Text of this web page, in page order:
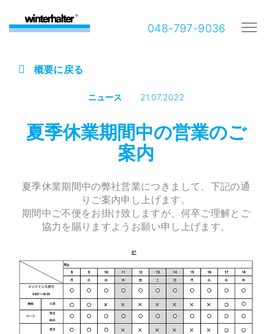
048-797-9036
概要に戻る
ニュース 21.07.2022
夏季休業期間中の営業のご
案内
夏季休業期間中の弊社営業につきまして、下記の通
りご案内申し上げます。
期間中ご不便をお掛け致しますが、何卒ご理解とご
協力を賜りますようお願い申し上げます。